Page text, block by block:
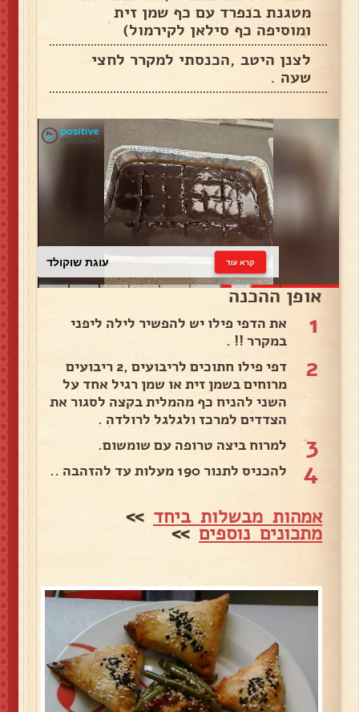
מטגנת בנפרד עם כף שמן זית
ומוסיפה כף סילאן לקירמול)
לצנן היטב ,הכנסתי למקרר לחצי
שעה .
עוגת שוקולד קרא עוד
אופן ההכנה
1
את הדפי פילו יש להפשיר לילה ליפני
במקרר !! .
2
דפי פילו חתוכים לריבועים ,2 ריבועים
מרוחים בשמן זית או שמן רגיל אחד על
השני להניח כף מהמלית בקצה לסגור את
הצדדים למרכז ולגלגל לרולדה .
3 למרוח ביצה טרופה עם שומשום.
4 להכניס לתנור 190 מעלות עד להזהבה ..
אמהות מבשלות ביחד >>
מתכונים נוספים>>